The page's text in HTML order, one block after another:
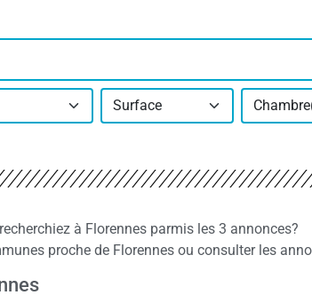
Surface
à Florennes parmis les 3 annonces?
proche de Florennes ou consulter les